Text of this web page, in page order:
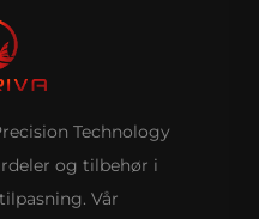
Technology
og tilbehør i
Vår